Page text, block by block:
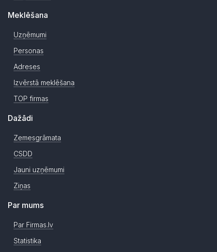
Meklēšana
Uzņēmumi
Personas
Adreses
Izvērstā meklēšana
TOP firmas
Dažādi
Zemesgrāmata
CSDD
Jauni uzņēmumi
Ziņas
Par mums
Par Firmas.lv
Statistika